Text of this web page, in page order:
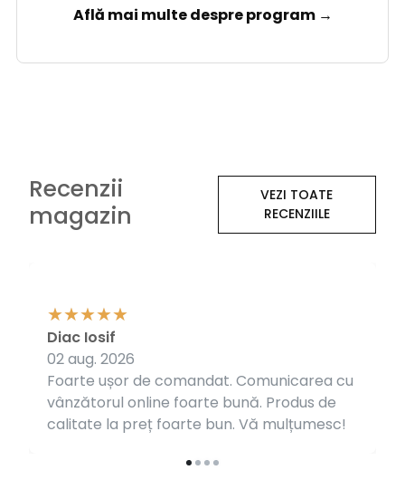
Află mai multe despre program →
Recenzii
magazin
VEZI TOATE
RECENZIILE
Foarte ușor de comandat. Comunicarea cu
vânzătorul online foarte bună. Produs de
calitate la preț foarte bun. Vă mulțumesc!
Diac Iosif
02 aug. 2026